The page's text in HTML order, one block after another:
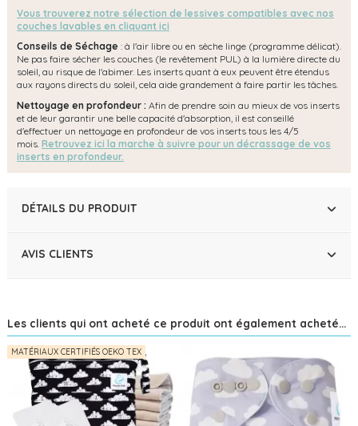
Vous trouverez notre sélection de lessives compatibles avec nos
couches lavables en cliquant ici
Conseils de Séchage : à l'air libre ou en sèche linge (programme délicat).
Ne pas faire sécher les couches (le revêtement PUL) à la lumière directe du
soleil, au risque de l'abimer. Les inserts quant à eux peuvent être étendus
aux rayons directs du soleil, cela aide grandement à faire partir les tâches.
Nettoyage en profondeur : Afin de prendre soin au mieux de vos inserts
et de leur garantir une belle capacité d'absorption, il est conseillé
d'effectuer un nettoyage en profondeur de vos inserts tous les 4/5
mois. Retrouvez ici la marche à suivre pour un décrassage de vos
inserts en profondeur.
DÉTAILS DU PRODUIT
AVIS CLIENTS
Les clients qui ont acheté ce produit ont également acheté...
MATÉRIAUX CERTIFIÉS OEKO TEX